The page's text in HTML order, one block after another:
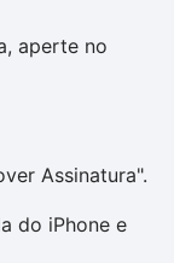
aperte no
Assinatura".
do iPhone e